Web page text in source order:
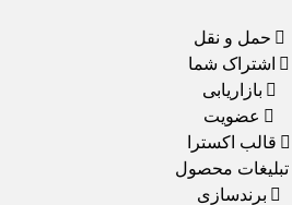
حمل و نقل
اشتراک شما
بازاریابی
عضویت
قالب اکسترا
تبلیغات محصول
برندسازی